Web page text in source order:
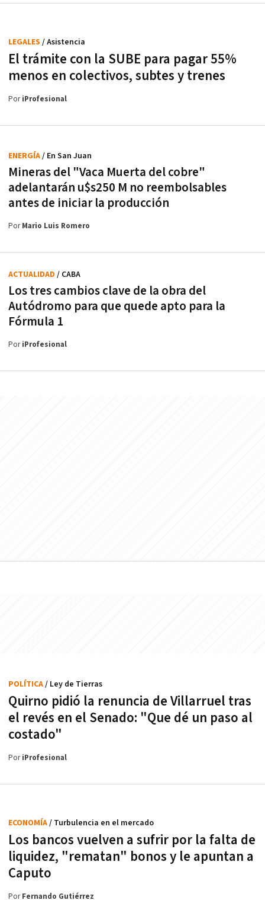
El trámite con la SUBE para pagar 55%
menos en colectivos, subtes y trenes
LEGALES / Asistencia
PoriProfesional
Mineras del "Vaca Muerta del cobre"
adelantarán u$s250 M no reembolsables
antes de iniciar la producción
ENERGÍA/ En San Juan
PorMario Luis Romero
Los tres cambios clave de la obra del
Autódromo para que quede apto para la
Fórmula 1
ACTUALIDAD / CABA
PoriProfesional
Quirno pidió la renuncia de Villarruel tras
el revés en el Senado: "Que dé un paso al
costado"
POLÍTICA/ Ley de Tierras
PoriProfesional
Los bancos vuelven a sufrir por la falta de
liquidez, "rematan" bonos y le apuntan a
Caputo
ECONOMÍA/ Turbulencia en el mercado
PorFernando Gutiérrez